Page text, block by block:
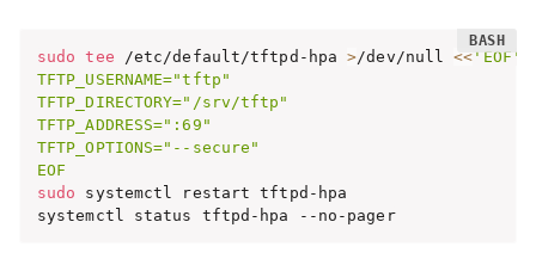
sudo tee /etc/default/tftpd-hpa >/dev/null << 'EOF'
TFTP_USERNAME="tftp"
TFTP_DIRECTORY="/srv/tftp"
TFTP_ADDRESS=":69"
TFTP_OPTIONS="--secure"
EOF
sudo systemctl restart tftpd-hpa
systemctl status tftpd-hpa --no-pager